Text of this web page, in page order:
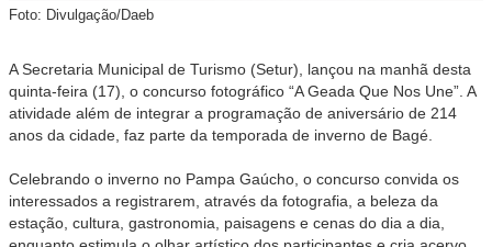
Foto: Divulgação/Daeb
A Secretaria Municipal de Turismo (Setur), lançou na manhã desta
quinta-feira (17), o concurso fotográfico “A Geada Que Nos Une”. A
atividade além de integrar a programação de aniversário de 214
anos da cidade, faz parte da temporada de inverno de Bagé.
Celebrando o inverno no Pampa Gaúcho, o concurso convida os
interessados a registrarem, através da fotografia, a beleza da
estação, cultura, gastronomia, paisagens e cenas do dia a dia,